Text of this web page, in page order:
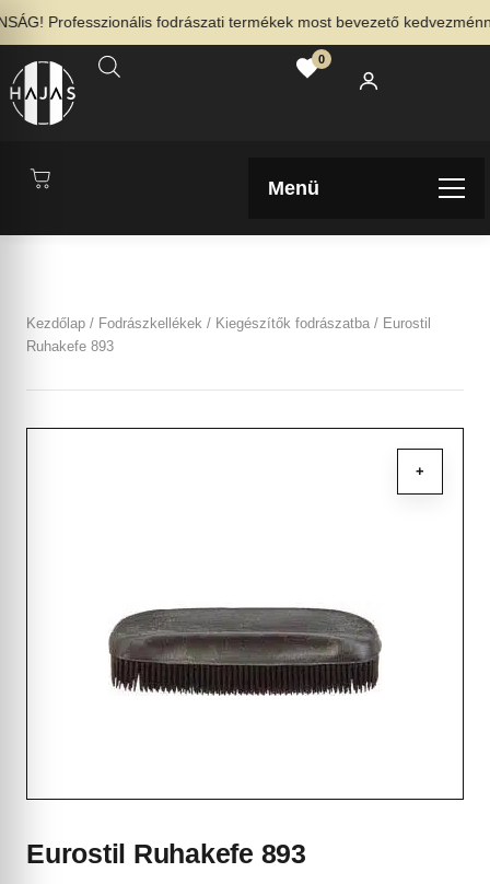
Professzionális fodrászati termékek most bevezető
0
Menü
Kezdőlap / Fodrászkellékek / Kiegészítők fodrászatba / Eurostil
Ruhakefe 893
+
Eurostil Ruhakefe 893